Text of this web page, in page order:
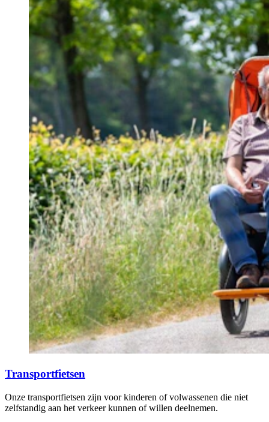
Transportfietsen
Onze transportfietsen zijn voor kinderen of volwassenen die niet
zelfstandig aan het verkeer kunnen of willen deelnemen.